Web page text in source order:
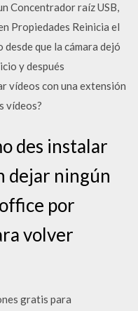
Concentrador raíz USB,
Propiedades Reinicia el
que la cámara dejó
y después
vídeos con una extensión
vídeos?
des instalar
dejar ningún
por
volver
gratis para